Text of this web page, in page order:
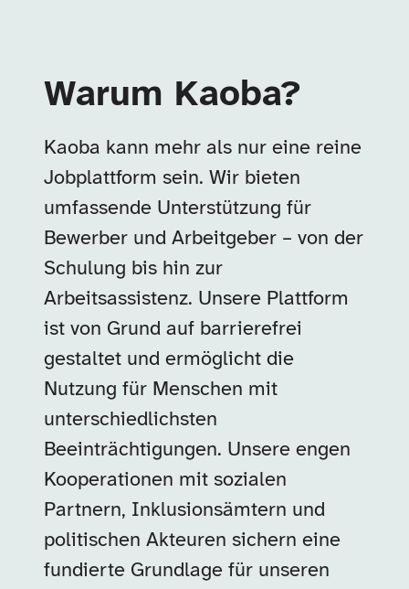
Warum Kaoba?
Kaoba kann mehr als nur eine reine
Jobplattform sein. Wir bieten
umfassende Unterstützung für
Bewerber und Arbeitgeber – von der
Schulung bis hin zur
Arbeitsassistenz. Unsere Plattform
ist von Grund auf barrierefrei
gestaltet und ermöglicht die
Nutzung für Menschen mit
unterschiedlichsten
Beeinträchtigungen. Unsere engen
Kooperationen mit sozialen
Partnern, Inklusionsämtern und
politischen Akteuren sichern eine
fundierte Grundlage für unseren